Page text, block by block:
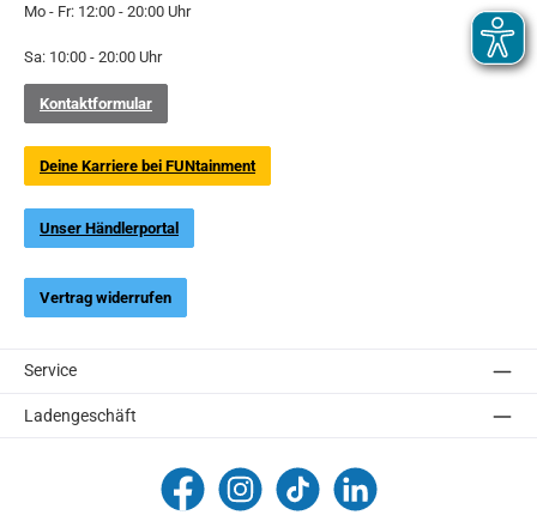
Mo - Fr: 12:00 - 20:00 Uhr
Sa: 10:00 - 20:00 Uhr
Kontaktformular
Deine Karriere bei FUNtainment
Unser Händlerportal
Vertrag widerrufen
Service
Ladengeschäft
FUNtainment Munich
funtainment_mucfuntainment_mucFUNtainment GmbH